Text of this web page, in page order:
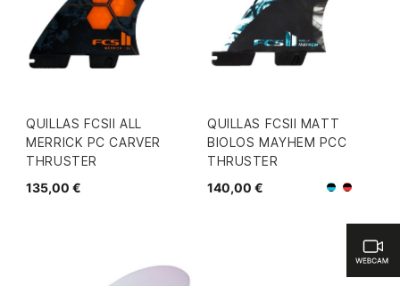
QUILLAS FCSII ALL
MERRICK PC CARVER
THRUSTER
135,00 €
QUILLAS FCSII MATT
BIOLOS MAYHEM PCC
THRUSTER
140,00 €
Negro/
Negro/